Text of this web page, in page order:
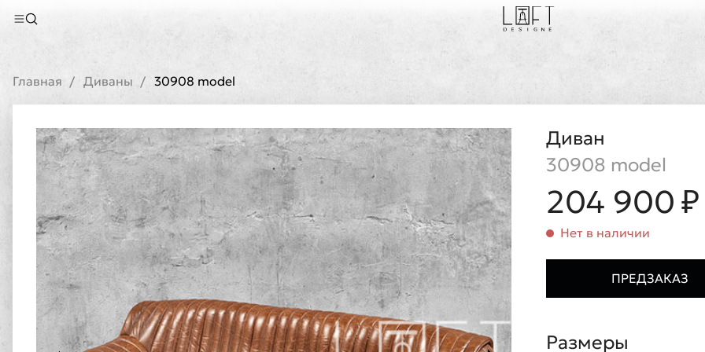
Главная Диваны 30908 model
Диван
30908 model
204 900 ₽
Нет в наличии
ПРЕДЗАКАЗ
Размеры